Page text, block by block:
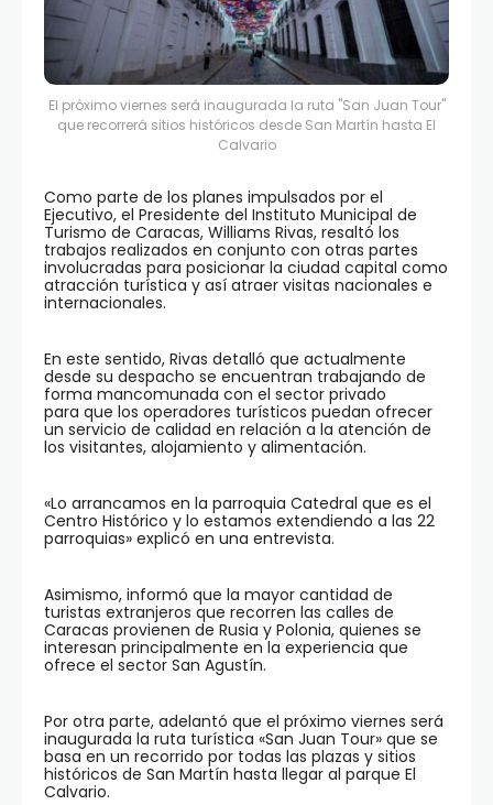
El próximo viernes será inaugurada la ruta "San Juan Tour"
que recorrerá sitios históricos desde San Martín hasta El
Calvario
Como parte de los planes impulsados por el
Ejecutivo, el Presidente del Instituto Municipal de
Turismo de Caracas, Williams Rivas, resaltó los
trabajos realizados en conjunto con otras partes
involucradas para posicionar la ciudad capital como
atracción turística y así atraer visitas nacionales e
internacionales.
En este sentido, Rivas detalló que actualmente
desde su despacho se encuentran trabajando de
forma mancomunada con el sector privado
para que los operadores turísticos puedan ofrecer
un servicio de calidad en relación a la atención de
los visitantes, alojamiento y alimentación.
«Lo arrancamos en la parroquia Catedral que es el
Centro Histórico y lo estamos extendiendo a las 22
parroquias» explicó en una entrevista.
Asimismo, informó que la mayor cantidad de
turistas extranjeros que recorren las calles de
Caracas provienen de Rusia y Polonia, quienes se
interesan principalmente en la experiencia que
ofrece el sector San Agustín.
Por otra parte, adelantó que el próximo viernes será
inaugurada la ruta turística «San Juan Tour» que se
basa en un recorrido por todas las plazas y sitios
históricos de San Martín hasta llegar al parque El
Calvario.